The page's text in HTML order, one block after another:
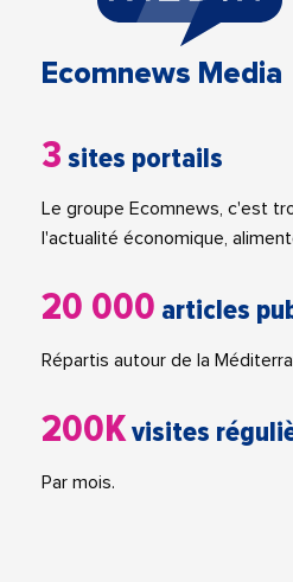
Ecomnews Media
3 sites portails
Le groupe Ecomnews, c'est
l'actualité économique,
20 000 articles
Répartis autour de la
200Kvisites
Par mois.